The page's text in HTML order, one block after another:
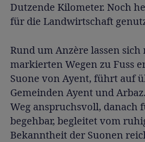
Dutzende Kilometer. Noch
für die Landwirtschaft
Rund um Anzère lassen
markierten Wegen zu Fuss
Suone von Ayent, führt auf
Gemeinden Ayent und
Weg anspruchsvoll, danach
begehbar, begleitet vom
Bekanntheit der Suonen